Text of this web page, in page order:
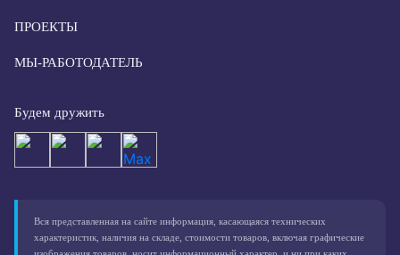
ПРОЕКТЫ
МЫ-РАБОТОДАТЕЛЬ
Будем дружить
Вся представленная на сайте информация, касающаяся технических
характеристик, наличия на складе, стоимости товаров, включая графические